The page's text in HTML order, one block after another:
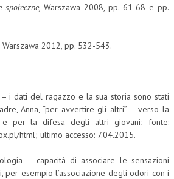
społeczne, Warszawa 2008, pp. 61-68 e pp.
Warszawa 2012, pp. 532-543.
– i dati del ragazzo e la sua storia sono stati
Anna, “per avvertire gli altri” – verso la
e per la difesa degli altri giovani; fonte:
html; ultimo accesso: 7.04.2015.
– capacità di associare le sensazioni
per esempio l’associazione degli odori con i